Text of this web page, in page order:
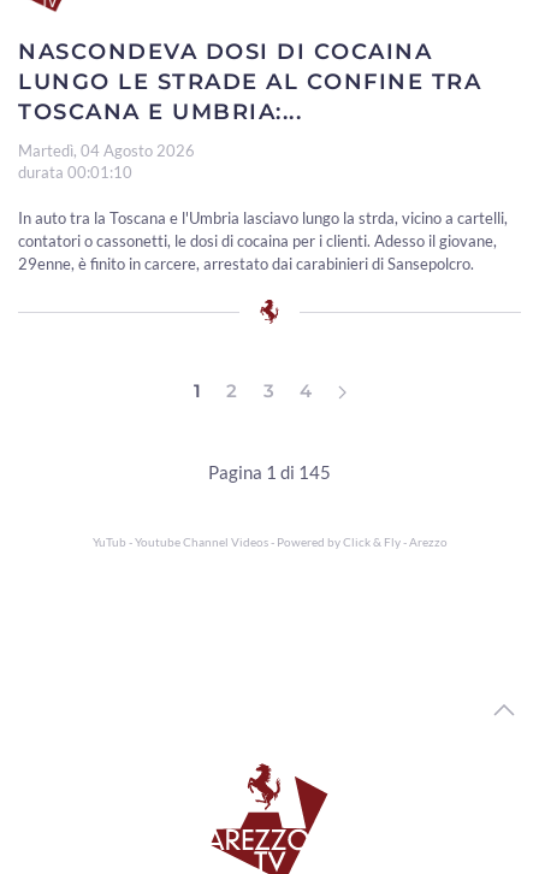
NASCONDEVA DOSI DI COCAINA
LUNGO LE STRADE AL CONFINE TRA
TOSCANA E UMBRIA:...
Martedì, 04 Agosto 2026
durata 00:01:10
In auto tra la Toscana e l'Umbria lasciavo lungo la strda, vicino a cartelli,
contatori o cassonetti, le dosi di cocaina per i clienti. Adesso il giovane,
29enne, è finito in carcere, arrestato dai carabinieri di Sansepolcro.
1 2 3 4
Pagina 1 di 145
YuTub - Youtube Channel Videos - Powered byClick & Fly - Arezzo